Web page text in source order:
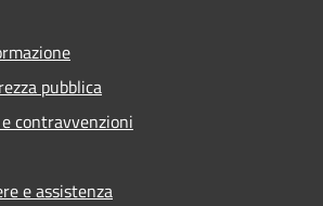
pubblica
contravvenzioni
e assistenza